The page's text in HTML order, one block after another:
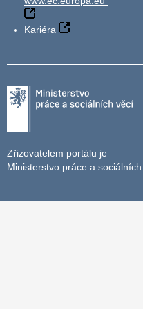
Kariéra
Zřizovatelem portálu je
Ministerstvo práce a